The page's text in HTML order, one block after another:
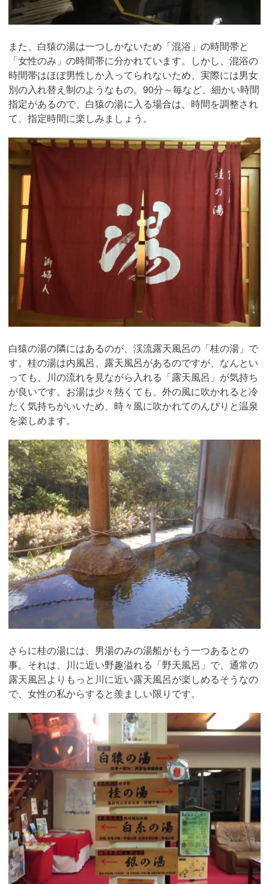
また、白猿の湯は一つしかないため「混浴」の時間帯と
「女性のみ」の時間帯に分かれています。しかし、混浴の
時間帯はほぼ男性しか入ってられないため、実際には男女
別の入れ替え制のようなもの。90分～毎など、細かい時間
指定があるので、白猿の湯に入る場合は、時間を調整され
て、指定時間に楽しみましょう。
白猿の湯の隣にはあるのが、渓流露天風呂の「桂の湯」で
す。桂の湯は内風呂、露天風呂があるのですが、なんとい
っても、川の流れを見ながら入れる「露天風呂」が気持ち
が良いです。お湯は少々熱くても、外の風に吹かれると冷
たく気持ちがいいため、時々風に吹かれてのんびりと温泉
を楽しめます。
さらに桂の湯には、男湯のみの湯船がもう一つあるとの
事。それは、川に近い野趣溢れる「野天風呂」で、通常の
露天風呂よりもっと川に近い露天風呂が楽しめるそうなの
で、女性の私からすると羨ましい限りです。